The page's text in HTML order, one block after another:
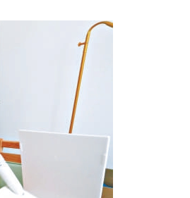
亞冬會
藝術
洋 天氣